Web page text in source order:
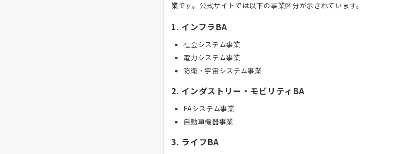
業です。公式サイトでは以下の事業区分が示されています。
1. インフラBA
社会システム事業
電力システム事業
防衛・宇宙システム事業
2. インダストリー・モビリティBA
FAシステム事業
自動車機器事業
3. ライフBA